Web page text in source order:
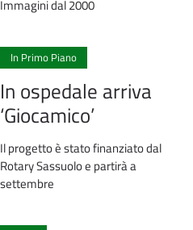
Immagini dal 2000
In Primo Piano
In ospedale arriva
‘Giocamico’
Il progetto è stato finanziato dal
Rotary Sassuolo e partirà a
settembre